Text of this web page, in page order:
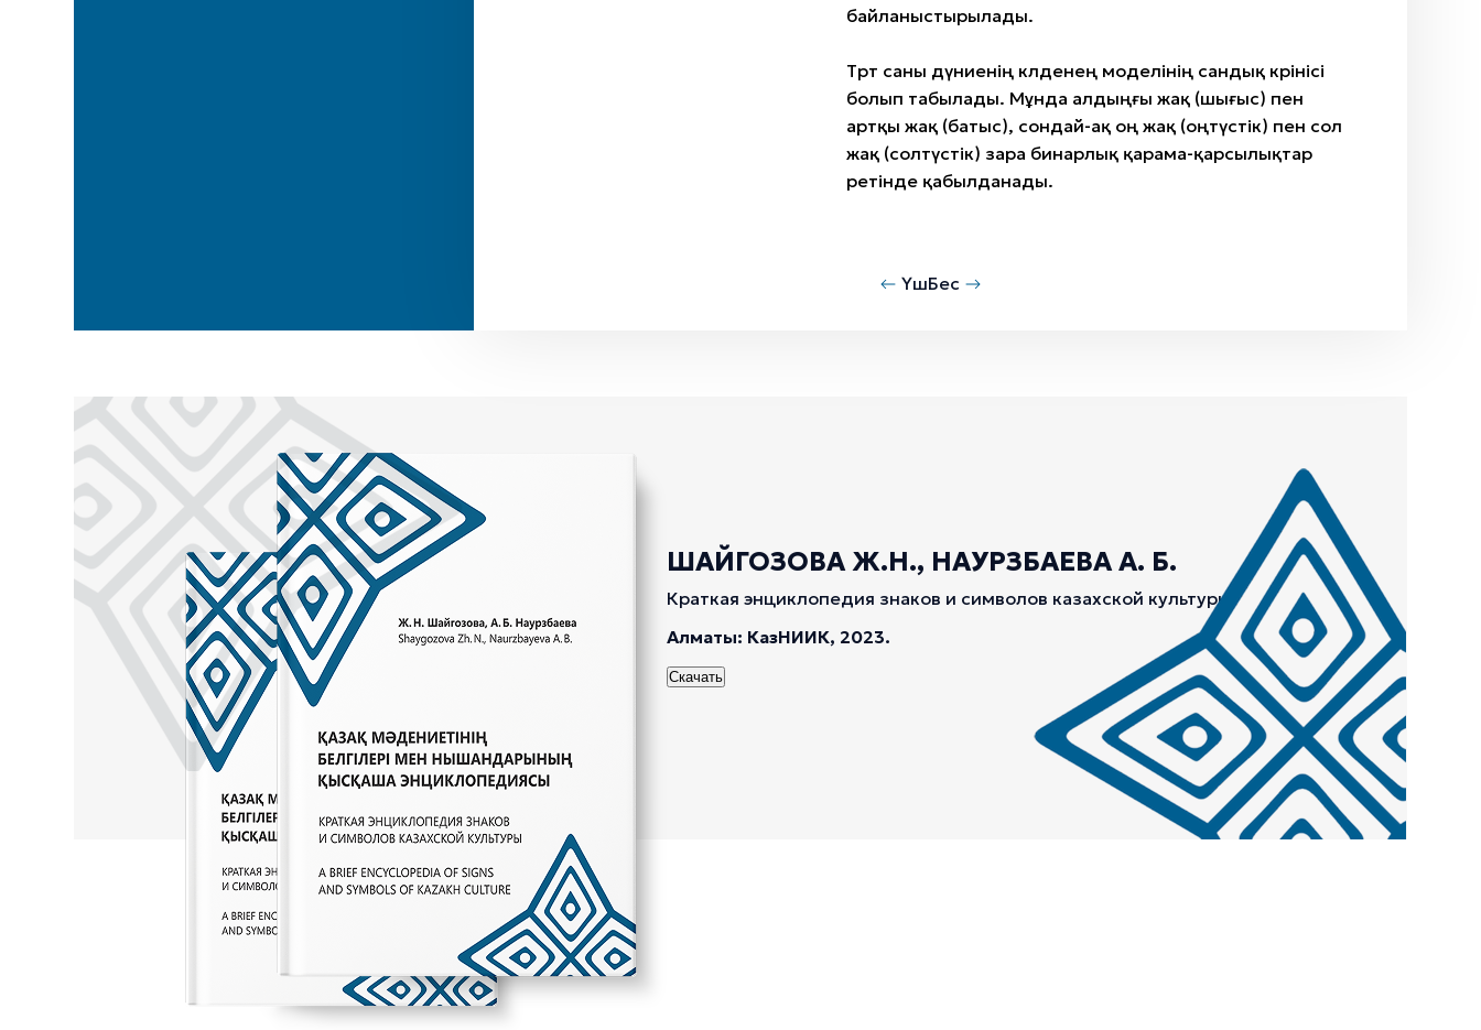
байланыстырылады.
Төрт саны дүниенің көлденең моделінің сандық көрінісі
болып табылады. Мұнда алдыңғы жақ (шығыс) пен
артқы жақ (батыс), сондай-ақ оң жақ (оңтүстік) пен сол
жақ (солтүстік) өзара бинарлық қарама-қарсылықтар
ретінде қабылданады.
ҮшБес
ШАЙГОЗОВА Ж.Н., НАУРЗБАЕВА А. Б.
Краткая энциклопедия знаков и символов казахской культуры.
Алматы: КазНИИК, 2023.
Скачать